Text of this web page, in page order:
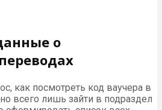
о
как посмотреть код ваучера в
всего лишь зайти в подраздел